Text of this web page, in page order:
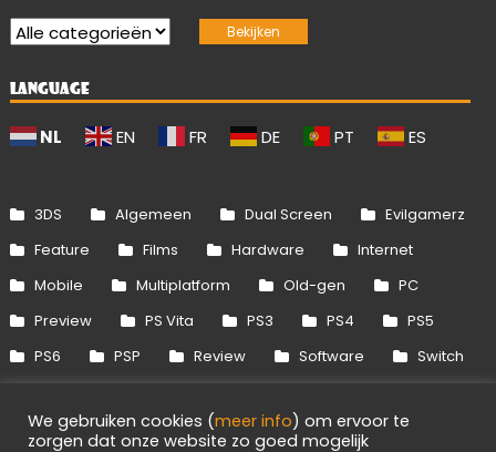
LANGUAGE
NL EN FR DE PT ES
3DS Algemeen Dual Screen
Evilgamerz
Feature
Films Hardware
Internet
Mobile
Multiplatform Old-gen
PC
Preview
PS Vita PS3 PS4
PS5
PS6
PSP Review Software
Switch
Xbox 360
Xbox One Xbox Series
We gebruiken cookies (meer info) om ervoor te
zorgen dat onze website zo goed mogelijk